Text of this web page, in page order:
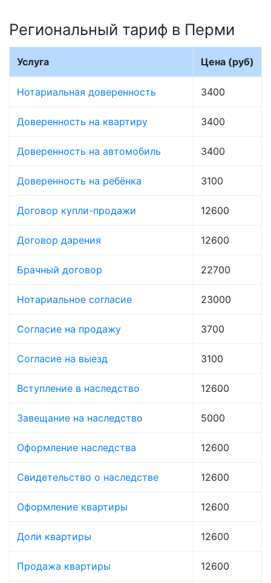
Региональный тариф в Перми
Услуга Цена (руб)
Нотариальная доверенность 3400
Доверенность на квартиру 3400
Доверенность на автомобиль 3400
Доверенность на ребёнка 3100
Договор купли-продажи 12600
Договор дарения 12600
Брачный договор 22700
Нотариальное согласие 23000
Согласие на продажу 3700
Согласие на выезд 3100
Вступление в наследство 12600
Завещание на наследство 5000
Оформление наследства 12600
Свидетельство о наследстве 12600
Оформление квартиры 12600
Доли квартиры 12600
Продажа квартиры 12600